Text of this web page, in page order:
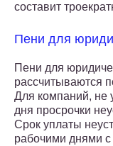
составит
Пени для
Пени для
рассчитываются
Для компаний, не
дня просрочки
Срок уплаты
рабочими днями